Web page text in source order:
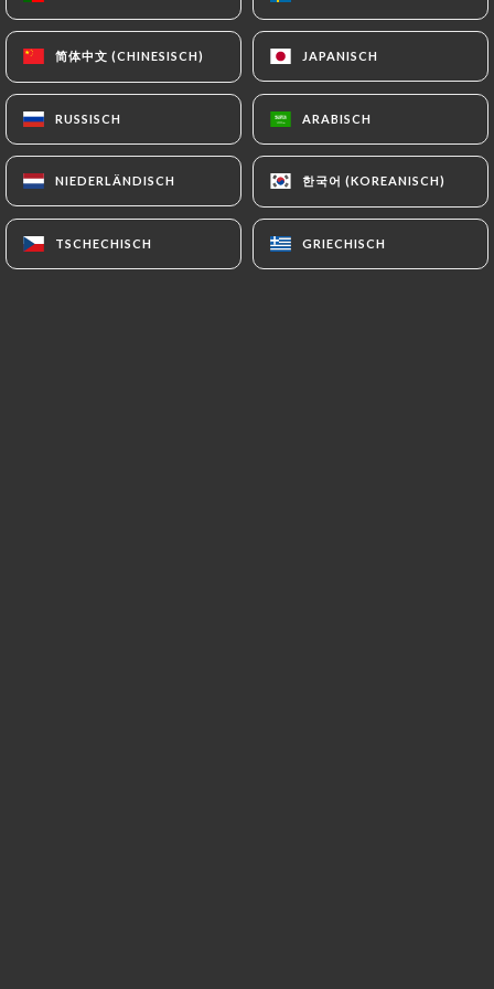
简体中文 (CHINESISCH) JAPANISCH
RUSSISCH ARABISCH
NIEDERLÄNDISCH 한국어 (KOREANISCH)
TSCHECHISCH GRIECHISCH
简体中文 (CHINESISCH) JAPANISCH
RUSSISCH ARABISCH
NIEDERLÄNDISCH 한국어 (KOREANISCH)
TSCHECHISCH GRIECHISCH